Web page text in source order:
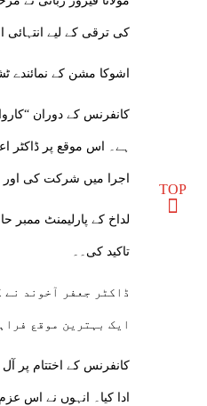
کی ترقی کے لیے انتہائی
اشوکا مشن کے نمائندے
کانفرنس کے دوران
ہے۔ اس موقع پر ڈاکٹر
اجرا میں شرکت کی اور
لداخ کے پارلیمنٹ
تاکید کی۔۔
ڈاکٹر جعفر آخوند
ایک بہترین موقع
کانفرنس کے اختتام پر
ادا کیا۔ انہوں نے اس
TOP